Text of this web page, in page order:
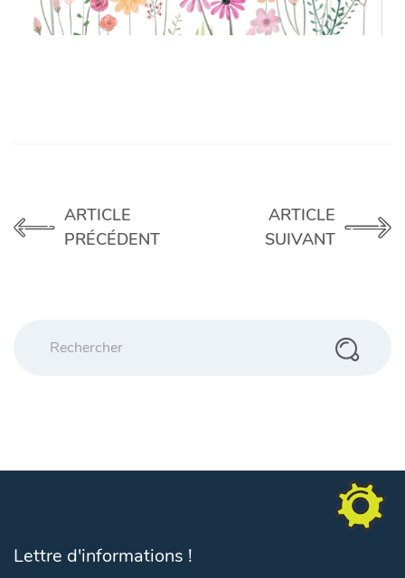
ARTICLE
PRÉCÉDENT
ARTICLE
SUIVANT
Lettre d'informations !